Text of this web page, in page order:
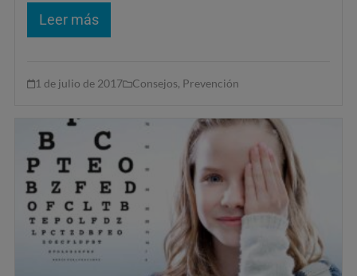
Leer más
1 de julio de 2017 Consejos, Prevención